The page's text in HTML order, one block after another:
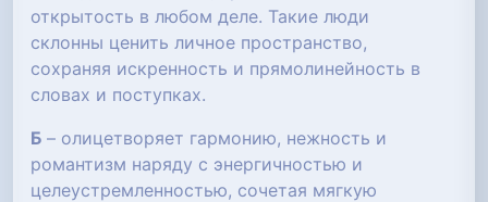
открытость в любом деле. Такие люди
склонны ценить личное пространство,
сохраняя искренность и прямолинейность в
словах и поступках.
Б – олицетворяет гармонию, нежность и
романтизм наряду с энергичностью и
целеустремленностью, сочетая мягкую